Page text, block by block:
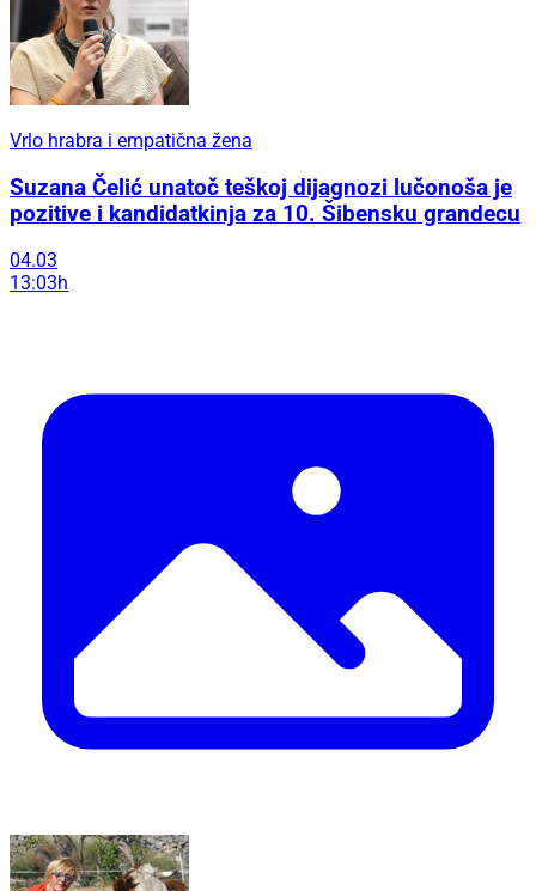
Vrlo hrabra i empatična žena
Suzana Čelić unatoč teškoj dijagnozi lučonoša je
pozitive i kandidatkinja za 10. Šibensku grandecu
04.03
13:03h